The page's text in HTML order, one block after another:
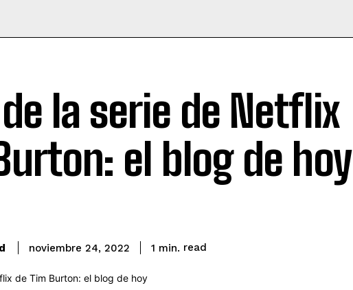
la serie de Netflix
el blog de hoy
noviembre 24, 2022 1 min. read